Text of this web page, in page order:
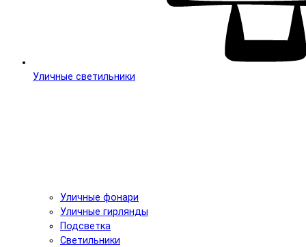
Уличные светильники
Уличные фонари
Уличные гирлянды
Подсветка
Светильники